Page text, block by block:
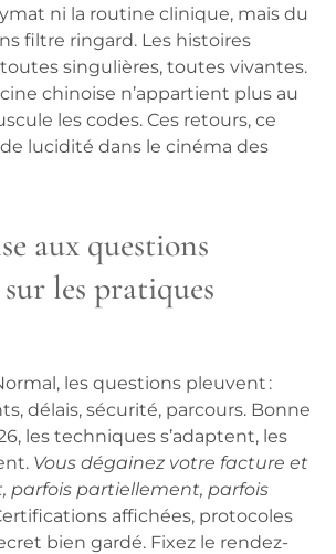
ni la routine clinique, mais du
filtre ringard. Les histoires
singulières, toutes vivantes.
chinoise n’appartient plus au
les codes. Ces retours, ce
lucidité dans le cinéma des
aux questions
les pratiques
les questions pleuvent :
délais, sécurité, parcours. Bonne
les techniques s’adaptent, les
Vous dégainez votre facture et
parfois partiellement, parfois
affichées, protocoles
bien gardé. Fixez le rendez-